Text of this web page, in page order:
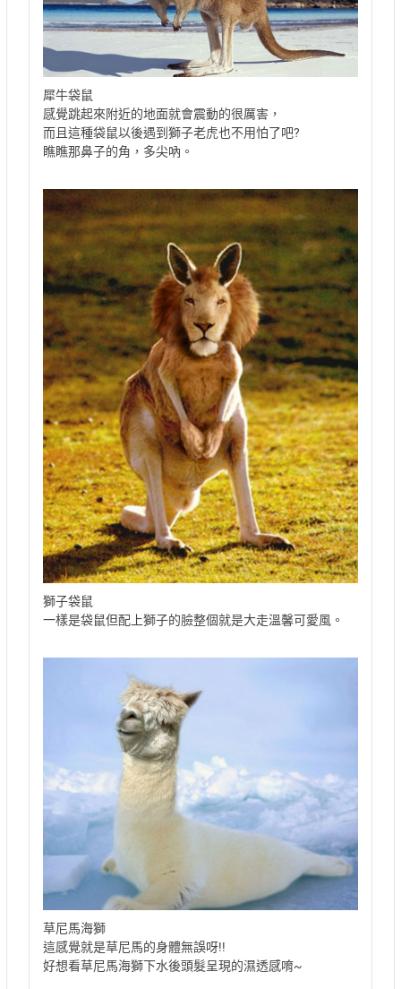
犀牛袋鼠
感覺跳起來附近的地面就會震動的很厲害，
而且這種袋鼠以後遇到獅子老虎也不用怕了吧?
瞧瞧那鼻子的角，多尖吶。
獅子袋鼠
一樣是袋鼠但配上獅子的臉整個就是大走溫馨可愛風。
草尼馬海獅
這感覺就是草尼馬的身體無誤呀!!
好想看草尼馬海獅下水後頭髮呈現的濕透感唷~